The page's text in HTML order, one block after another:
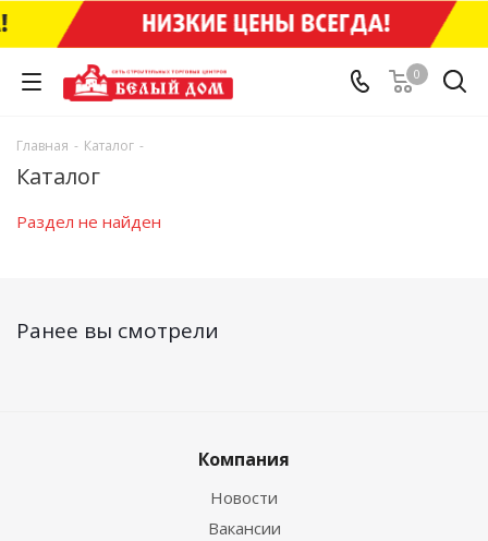
0
Главная - Каталог -
Каталог
Раздел не найден
Ранее вы смотрели
Компания
Новости
Вакансии